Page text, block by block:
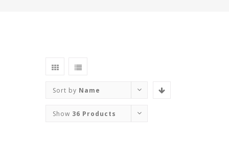
Sort by Name
Show 36 Products